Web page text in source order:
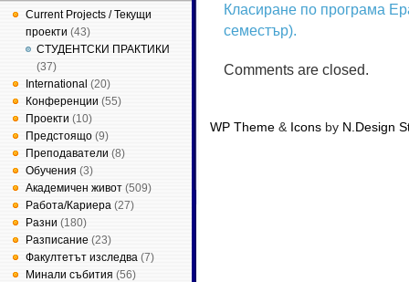
Current Projects / Текущи
проекти (43)
СТУДЕНТСКИ ПРАКТИКИ
(37)
International (20)
Конференции (55)
Проекти (10)
Предстоящо (9)
Преподаватели (8)
Обучения (3)
Академичен живот (509)
Работа/Кариера (27)
Разни (180)
Разписание (23)
Факултетът изследва (7)
Минали събития (56)
Класиране по програма
семестър).
Comments are closed.
WP Theme & Icons by N.Design